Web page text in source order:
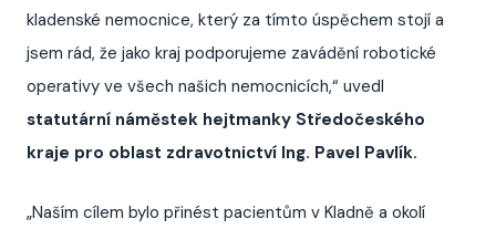
kladenské nemocnice, který za tímto úspěchem stojí a
jsem rád, že jako kraj podporujeme zavádění robotické
operativy ve všech našich nemocnicích,“ uvedl
statutární náměstek hejtmanky Středočeského
kraje pro oblast zdravotnictví Ing. Pavel Pavlík.
„Naším cílem bylo přinést pacientům v Kladně a okolí